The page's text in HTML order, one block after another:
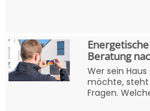
Beratung
Wer sein
möchte, steht
Fragen.